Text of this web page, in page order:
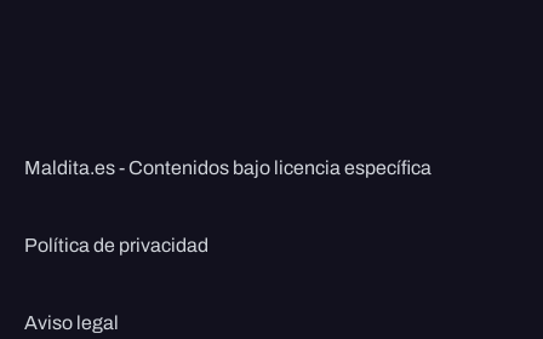
Maldita.es - Contenidos bajo licencia específica
Política de privacidad
Aviso legal